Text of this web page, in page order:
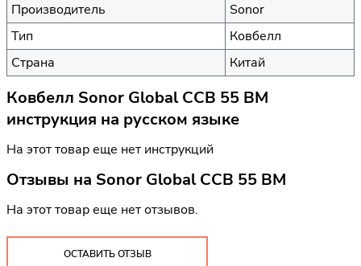
Производитель
Sonor
Тип
Ковбелл
Страна
Китай
Ковбелл Sonor Global CCB 55 BM
инструкция на русском языке
На этот товар еще нет инструкций
Отзывы на Sonor Global CCB 55 BM
На этот товар еще нет отзывов.
ОСТАВИТЬ ОТЗЫВ